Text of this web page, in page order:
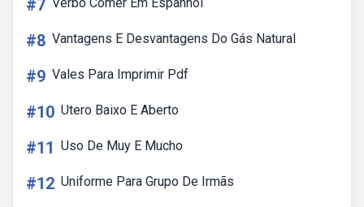
#7
#8 Vantagens E Desvantagens Do Gás Natural
#9 Vales Para Imprimir Pdf
#10 Utero Baixo E Aberto
#11 Uso De Muy E Mucho
#12 Uniforme Para Grupo De Irmãs